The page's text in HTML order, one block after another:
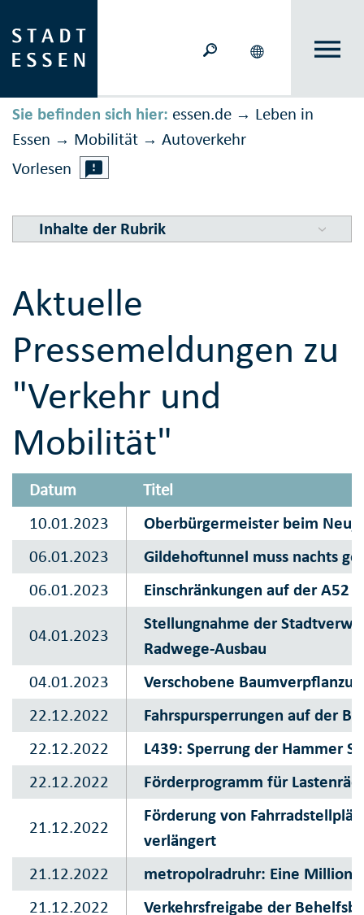
Sie befinden sich hier: essen.de → Leben in
Essen → Mobilität → Auto­verkehr
Vorlesen
Inhalte der Rubrik
Aktuelle
Pressemeldungen zu
"Verkehr und
Mobilität"
Datum Titel
10.01.2023
Oberbürgermeister beim
06.01.2023
Gildehoftunnel muss nachts
06.01.2023
Einschränkungen auf der A52
04.01.2023
Stellungnahme der
Radwege-Ausbau
04.01.2023
Verschobene
22.12.2022
Fahrspursperrungen auf der
22.12.2022
L439: Sperrung der Hammer
22.12.2022
Förderprogramm für
21.12.2022
Förderung von
verlängert
21.12.2022
metropolradruhr: Eine Million
21.12.2022
Verkehrsfreigabe der